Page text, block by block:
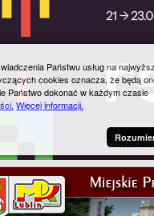
Państwu usług na
cookies oznacza, że będą
Państwo dokonać w każdym czasie
Więcej informacji.